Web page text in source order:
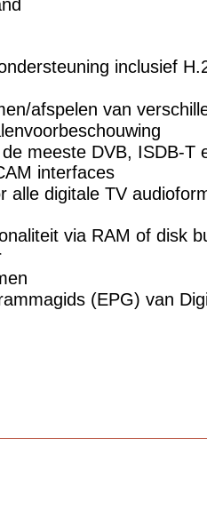
inclusief
afspelen van
meeste DVB, ISDB-T
interfaces
alle digitale TV
via RAM of disk
(EPG) van